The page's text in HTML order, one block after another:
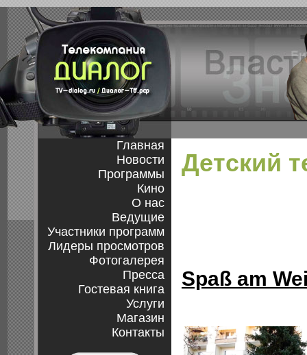
Главная
Новости
Программы
Кино
О нас
Ведущие
Участники программ
Лидеры просмотров
Фотогалерея
Пресса
Гостевая книга
Услуги
Магазин
Контакты
Детский
Spaß am